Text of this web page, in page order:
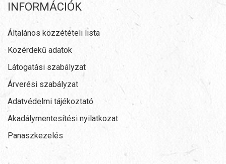
INFORMÁCIÓK
Általános közzétételi lista
Közérdekű adatok
Látogatási szabályzat
Árverési szabályzat
Adatvédelmi tájékoztató
Akadálymentesítési nyilatkozat
Panaszkezelés